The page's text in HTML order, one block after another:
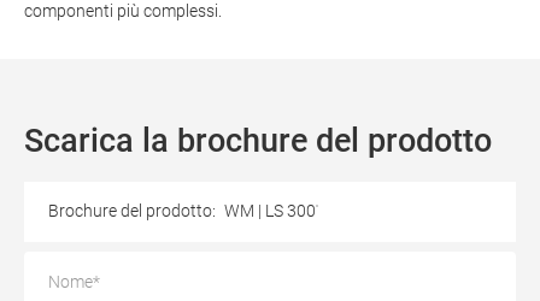
componenti più complessi.
Scarica la brochure del prodotto
Brochure del prodotto: WM | LS 300